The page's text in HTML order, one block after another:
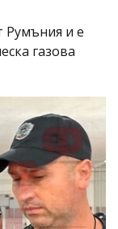
Румъния и е
газова